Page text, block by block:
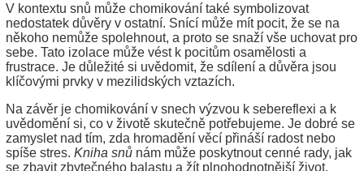
V kontextu snů může chomikování také symbolizovat
nedostatek důvěry v ostatní. Snící může mít pocit, že se na
někoho nemůže spolehnout, a proto se snaží vše uchovat pro
sebe. Tato izolace může vést k pocitům osamělosti a
frustrace. Je důležité si uvědomit, že sdílení a důvěra jsou
klíčovými prvky v mezilidských vztazích.
Na závěr je chomikování v snech výzvou k sebereflexi a k
uvědomění si, co v životě skutečně potřebujeme. Je dobré se
zamyslet nad tím, zda hromadění věcí přináší radost nebo
spíše stres. Kniha snů nám může poskytnout cenné rady, jak
se zbavit zbytečného balastu a žít plnohodnotnější život.